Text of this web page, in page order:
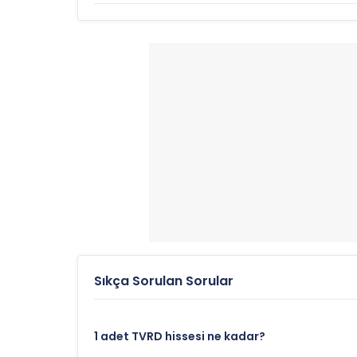
Tvardi Therapeutics, Inc. Rekorlar
Sıkça Sorulan Sorular
1 adet TVRD hissesi ne kadar?